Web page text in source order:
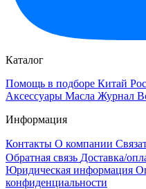
Каталог
Помощь в подборе Китай
Аксессуары Масла Журнал
Информация
Контакты О компании
Обратная связь Доставка/
Юридическая информация
конфиденциальности